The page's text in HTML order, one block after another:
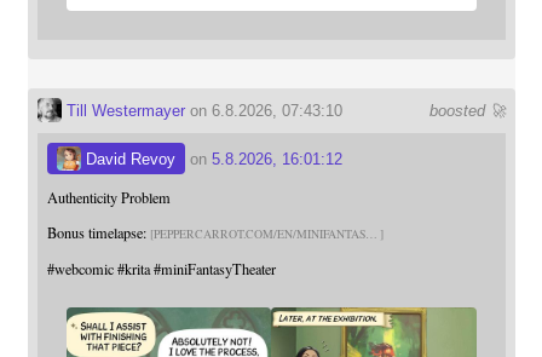
boosted 🚀
Till Westermayeron 6.8.2026, 07:43:10
David Revoy on 5.8.2026, 16:01:12
Authenticity Problem
Bonus timelapse: PEPPERCARROT.COM/EN/MINIFANTAS
#webcomic #krita #miniFantasyTheater